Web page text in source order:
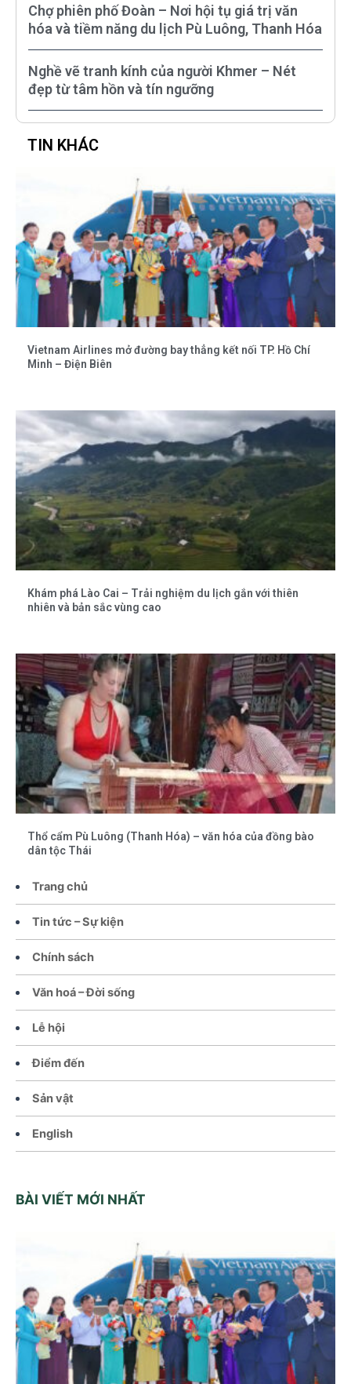
Trang chủ
Tin tức – Sự kiện
Chính sách
Văn hoá – Đời sống
Lễ hội
Điểm đến
Sản vật
English
BÀI VIẾT MỚI NHẤT
Chợ phiên phố Đoàn – Nơi hội tụ giá trị văn
hóa và tiềm năng du lịch Pù Luông, Thanh Hóa
Nghề vẽ tranh kính của người Khmer – Nét
đẹp từ tâm hồn và tín ngưỡng
TIN KHÁC
Vietnam Airlines mở đường bay thẳng kết nối TP. Hồ Chí
Minh – Điện Biên
Khám phá Lào Cai – Trải nghiệm du lịch gắn với thiên
nhiên và bản sắc vùng cao
Thổ cẩm Pù Luông (Thanh Hóa) – văn hóa của đồng bào
dân tộc Thái